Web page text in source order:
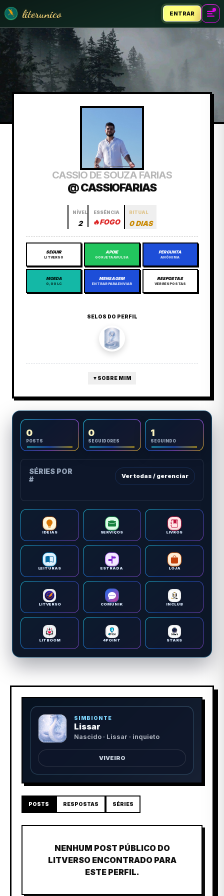
literunico ENTRAR
CASSIO DE SOUZA FARIAS
@ CASSIOFARIAS
NÍVEL
2
ESSÊNCIA
🔥FOGO
RITUAL
0 DIAS
SEGUIR
LITVERSO
APOIE
GORJETA AVULSA
PERGUNTA
ANÔNIMA
MOEDA
0,00 LC
MENSAGEM
ENTRAR PARA ENVIAR
RESPOSTAS
VER RESPOSTAS
SELOS DO PERFIL
▼ SOBRE MIM
0
POSTS
0
SEGUIDORES
1
SEGUINDO
SÉRIES POR
#
Ver todas / gerenciar
IDEIAS SERVIÇOS LIVROS
LEITURAS ESTRADA LOJA
LITVERSO COMUNIK INCLUB
LITBOOM 4POINT STARS
SIMBIONTE
Lissar
Nascido · Lissar · inquieto
VIVEIRO
POSTS RESPOSTAS SÉRIES
NENHUM POST PÚBLICO DO
LITVERSO ENCONTRADO PARA
ESTE PERFIL.